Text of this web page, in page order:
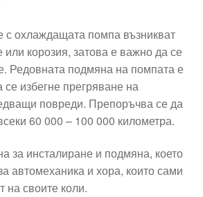
с охлаждащата помпа възникват
или корозия, затова е важно да се
Редовната подмяна на помпата е
избегне прегряване на
повреди. Препоръчва се да
60 000 – 100 000 километра.
за инсталиране и подмяна, което
автомеханика и хора, които сами
на своите коли.